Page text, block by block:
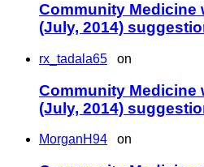
Community Medicine
(July, 2014)
rx_tadala65 on
Community Medicine
(July, 2014)
MorganH94 on